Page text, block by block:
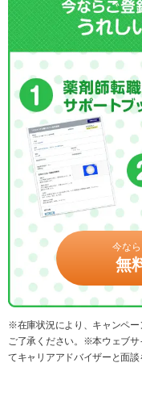
今な
無
※在庫状況により、キャンペー
ご了承ください。※本ウェブ
てキャリアアドバイザーと面談